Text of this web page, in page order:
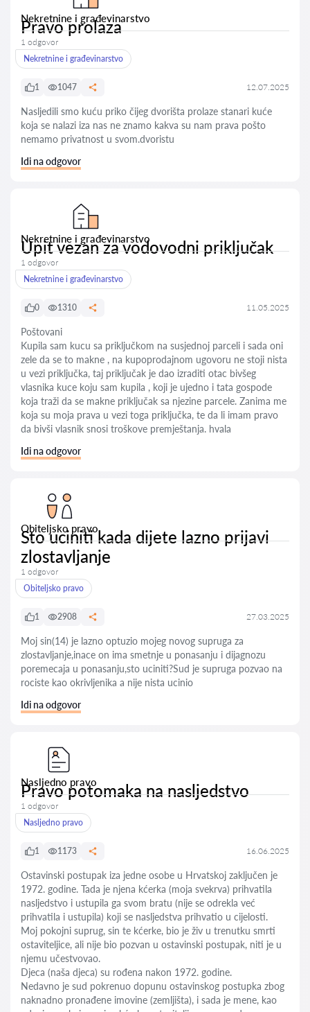
Nekretnine i građevinarstvo
Pravo prolaza
1 odgovor
Nekretnine i građevinarstvo
1 1047 12.07.2025
Nasljedili smo kuću priko čijeg dvorišta prolaze stanari kuće
koja se nalazi iza nas ne znamo kakva su nam prava pošto
nemamo privatnost u svom.dvoristu
Idi na odgovor
Nekretnine i građevinarstvo
Upit vezan za vodovodni priključak
1 odgovor
Nekretnine i građevinarstvo
0 1310 11.05.2025
Poštovani
Kupila sam kucu sa priključkom na susjednoj parceli i sada oni
zele da se to makne , na kupoprodajnom ugovoru ne stoji nista
u vezi priključka, taj priključak je dao izraditi otac bivšeg
vlasnika kuce koju sam kupila , koji je ujedno i tata gospode
koja traži da se makne priključak sa njezine parcele. Zanima me
koja su moja prava u vezi toga priključka, te da li imam pravo
da bivši vlasnik snosi troškove premještanja. hvala
Idi na odgovor
Obiteljsko pravo
Sto uciniti kada dijete lazno prijavi
zlostavljanje
1 odgovor
Obiteljsko pravo
1 2908 27.03.2025
Moj sin(14) je lazno optuzio mojeg novog supruga za
zlostavljanje,inace on ima smetnje u ponasanju i dijagnozu
poremecaja u ponasanju,sto uciniti?Sud je supruga pozvao na
rociste kao okrivljenika a nije nista ucinio
Idi na odgovor
Nasljedno pravo
Pravo potomaka na nasljedstvo
1 odgovor
Nasljedno pravo
1 1173 16.06.2025
Ostavinski postupak iza jedne osobe u Hrvatskoj zaključen je
1972. godine. Tada je njena kćerka (moja svekrva) prihvatila
nasljedstvo i ustupila ga svom bratu (nije se odrekla već
prihvatila i ustupila) koji se nasljedstva prihvatio u cijelosti.
Moj pokojni suprug, sin te kćerke, bio je živ u trenutku smrti
ostaviteljice, ali nije bio pozvan u ostavinski postupak, niti je u
njemu učestvovao.
Djeca (naša djeca) su rođena nakon 1972. godine.
Nedavno je sud pokrenuo dopunu ostavinskog postupka zbog
naknadno pronađene imovine (zemljišta), i sada je mene, kao